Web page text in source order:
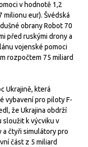
v hodnotě 1,2
eur). Švédská
obrany Robot 70
před ruskými drony a
vojenské pomoci
rozpočtem 75 miliard
Ukrajině, která
vybavení pro piloty F-
že Ukrajina obdrží
sloužit k výcviku v
a čtyři simulátory pro
část z 5 miliard